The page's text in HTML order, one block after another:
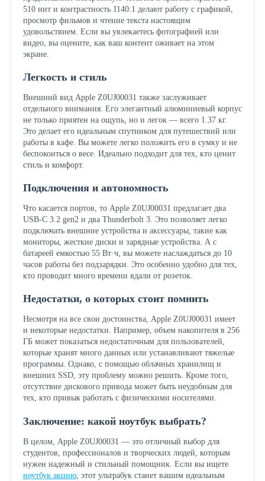
510 нит и контрастность 1140:1 делают работу с графикой,
просмотр фильмов и чтение текста настоящим
удовольствием. Если вы увлекаетесь фотографией или
видео, вы оцените, как ваш контент оживает на этом
экране.
Легкость и стиль
Внешний вид Apple Z0UJ00031 также заслуживает
отдельного внимания. Его элегантный алюминиевый корпус
не только приятен на ощупь, но и легок — всего 1.37 кг.
Это делает его идеальным спутником для путешествий или
работы в кафе. Вы можете легко положить его в сумку и не
беспокоиться о весе. Идеально подходит для тех, кто ценит
стиль и комфорт.
Подключения и автономность
Что касается портов, то Apple Z0UJ00031 предлагает два
USB-C 3.2 gen2 и два Thunderbolt 3. Это позволяет легко
подключать внешние устройства и аксессуары, такие как
мониторы, жесткие диски и зарядные устройства. А с
батареей емкостью 55 Вт·ч, вы можете наслаждаться до 10
часов работы без подзарядки. Это особенно удобно для тех,
кто проводит много времени вдали от розеток.
Недостатки, о которых стоит помнить
Несмотря на все свои достоинства, Apple Z0UJ00031 имеет
и некоторые недостатки. Например, объем накопителя в 256
ГБ может показаться недостаточным для пользователей,
которые хранят много данных или устанавливают тяжелые
программы. Однако, с помощью облачных хранилищ и
внешних SSD, эту проблему можно решить. Кроме того,
отсутствие дискового привода может быть неудобным для
тех, кто привык работать с физическими носителями.
Заключение: какой ноутбук выбрать?
В целом, Apple Z0UJ00031 — это отличный выбор для
студентов, профессионалов и творческих людей, которым
нужен надежный и стильный помощник. Если вы ищете
ноутбук акцию, этот ультрабук станет вашим идеальным